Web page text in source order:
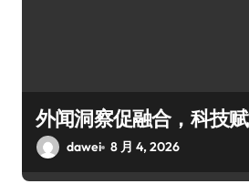
外闻洞察促融合，科技
dawei 8 月 4, 2026